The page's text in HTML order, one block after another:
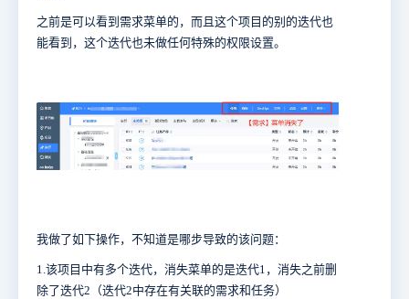
之前是可以看到需求菜单的，而且这个项目的别的迭代也
能看到，这个迭代也未做任何特殊的权限设置。
我做了如下操作，不知道是哪步导致的该问题：
1.该项目中有多个迭代，消失菜单的是迭代1，消失之前删
除了迭代2（迭代2中存在有关联的需求和任务）